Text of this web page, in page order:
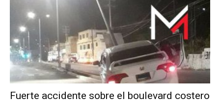
Fuerte accidente sobre el boulevard costero